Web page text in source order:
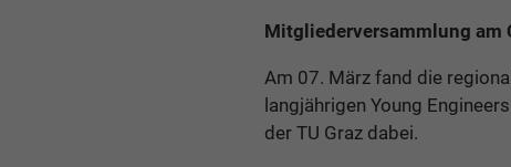
Mitgliederversammlung am
Am 07. März fand die
langjährigen Young
der TU Graz dabei.